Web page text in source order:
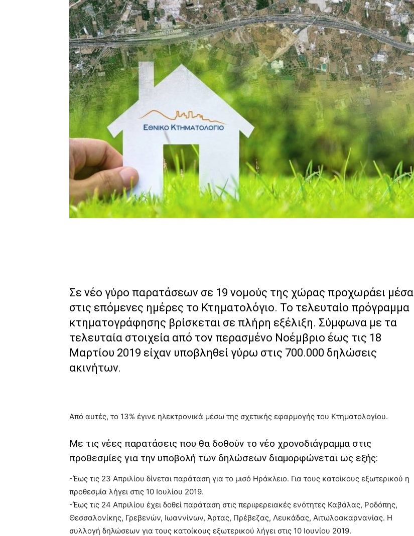
Σε νέο γύρο παρατάσεων σε 19 νομούς της χώρας προχωράει μέσα
στις επόμενες ημέρες το Κτηματολόγιο. Το τελευταίο πρόγραμμα
κτηματογράφησης βρίσκεται σε πλήρη εξέλιξη. Σύμφωνα με τα
τελευταία στοιχεία από τον περασμένο Νοέμβριο έως τις 18
Μαρτίου 2019 είχαν υποβληθεί γύρω στις 700.000 δηλώσεις
ακινήτων.
Από αυτές, το 13% έγινε ηλεκτρονικά μέσω της σχετικής εφαρμογής του Κτηματολογίου.
Με τις νέες παρατάσεις που θα δοθούν το νέο χρονοδιάγραμμα στις
προθεσμίες για την υποβολή των δηλώσεων διαμορφώνεται ως εξής:
-Έως τις 23 Απριλίου δίνεται παράταση για το μισό Ηράκλειο. Για τους κατοίκους εξωτερικού η
προθεσμία λήγει στις 10 Ιουλίου 2019.
-Έως τις 24 Απριλίου έχει δοθεί παράταση στις περιφερειακές ενότητες Καβάλας, Ροδόπης,
Θεσσαλονίκης, Γρεβενών, Ιωαννίνων, Άρτας, Πρέβεζας, Λευκάδας, Αιτωλοακαρνανίας. Η
συλλογή δηλώσεων για τους κατοίκους εξωτερικού λήγει στις 10 Ιουνίου 2019.